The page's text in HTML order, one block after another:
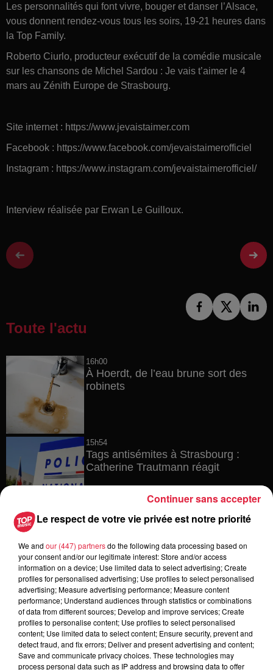
Les personnalités qui font vivre, bouger et danser l’Alsace,
vous donnent rendez-vous tous les soirs, 19-21 heures dans
la Top Family.
Roberto Ciurlo, producteur exécutif de la comédie musicale
sur les chansons de Michel Sardou : Je vais t’aimer le 4
mars au Zénith Europe de Strasbourg.
Site internet : https://www.jevaistaimer.com
Facebook : https://www.facebook.com/jevaistaimerofficiel
Instagram : https://www.instagram.com/jevaistaimerofficiel/
Interview réalisée par Erwan Le Guilloux.
Toute l'actu
16h00
À Hoerdt, de l’eau brune sort des
robinets
15h54
Tags antisémites à Strasbourg :
Catherine Trautmann réagit
14h33
avec les flamants rouges
12h23
Les dernières infos sur la venue du
pape à Metz en septembre
Le respect de votre vie privée est notre priorité
We and our (447) partnersdo the following data processing based on
your consent and/or our legitimate interest: Store and/or access
information on a device; Use limited data to select advertising; Create
profiles for personalised advertising; Use profiles to select personalised
advertising; Measure advertising performance; Measure content
performance; Understand audiences through statistics or combinations
of data from different sources; Develop and improve services; Create
profiles to personalise content; Use profiles to select personalised
content; Use limited data to select content; Ensure security, prevent and
detect fraud, and fix errors; Deliver and present advertising and content;
Save and communicate privacy choices. These technologies may
process personal data such as IP address and browsing data to offer
Continuer sans accepter